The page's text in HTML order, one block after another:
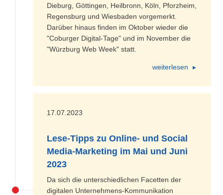
Dieburg, Göttingen, Heilbronn, Köln, Pforzheim,
Regensburg und Wiesbaden vorgemerkt.
Darüber hinaus finden im Oktober wieder die
"Coburger Digital-Tage" und im November die
"Würzburg Web Week" statt.
weiterlesen
17.07.2023
Lese-Tipps zu Online- und Social
Media-Marketing im Mai und Juni
2023
Da sich die unterschiedlichen Facetten der
digitalen Unternehmens-Kommunikation